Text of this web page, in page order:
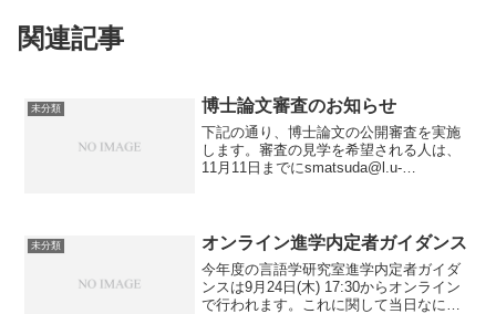
関連記事
未分類 博士論文審査のお知らせ
下記の通り、博士論文の公開審査を実施
します。審査の見学を希望される人は、
11月11日までにsmatsuda@l.u-
未分類 オンライン進学内定者ガイダンス
今年度の言語学研究室進学内定者ガイダ
ンスは9月24日(木) 17:30からオンライン
で行われます。これに関して当日なにか